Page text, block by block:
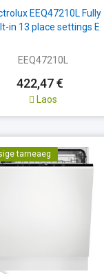
EEQ47210L Fully
in 13 place settings E
EEQ47210L
422,47 €
Laos
tarneaeg